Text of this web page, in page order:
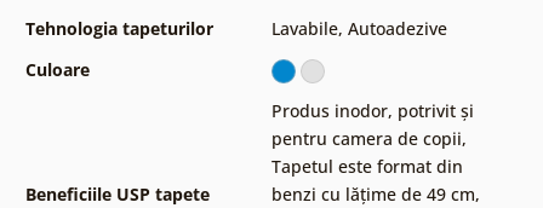
Tehnologia tapeturilor
Lavabile, Autoadezive
Culoare
Beneficiile USP tapete
Produs inodor, potrivit și
pentru camera de copii,
Tapetul este format din
benzi cu lățime de 49 cm,